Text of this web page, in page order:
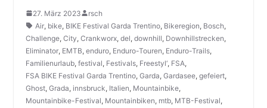
27. März 2023
rsch
Air, bike, BIKE Festival Garda Trentino, Bikeregion, Bosch,
Challenge, City, Crankworx, del, downhill, Downhillstrecken,
Eliminator, EMTB, enduro, Enduro-Touren, Enduro-Trails,
Familienurlaub, festival, Festivals, Freestyl‘, FSA,
FSA BIKE Festival Garda Trentino, Garda, Gardasee, gefeiert,
Ghost, Grada, innsbruck, Italien, Mountainbike,
Mountainbike-Festival, Mountainbiken, mtb, MTB-Festival,